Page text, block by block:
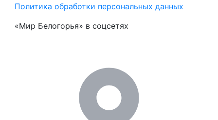
Политика обработки персональных данных
«Мир Белогорья» в соцсетях